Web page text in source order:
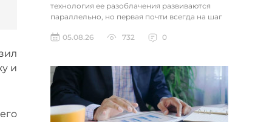
и
технология ее разоблачения развиваются
параллельно, но первая почти всегда на шаг
05.08.26
732 0